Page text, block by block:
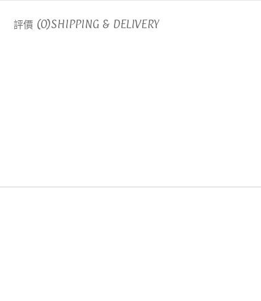
評價 (0)SHIPPING & DELIVERY